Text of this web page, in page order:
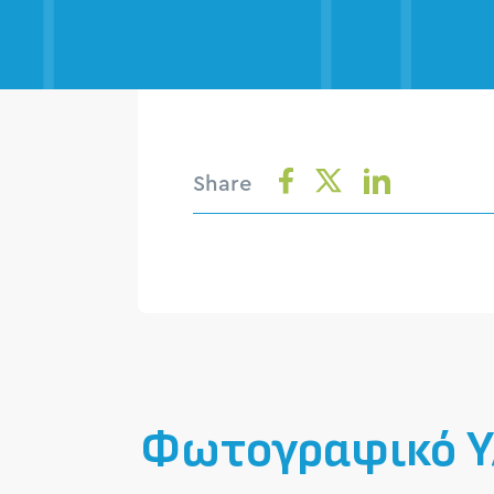
Share
Φωτογραφικό